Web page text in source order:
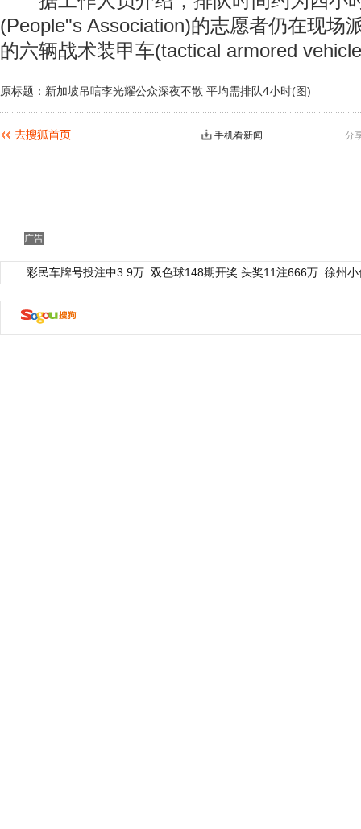
(People"s Association)的志愿者仍在现场
的六辆战术装甲车(tactical armored
原标题：新加坡吊唁李光耀公众深夜不散 平均需排队4小时(图)
分
手机看新闻
广告
彩民车牌号投注中3.9万 双色球148期开奖:头奖11注666万 徐州